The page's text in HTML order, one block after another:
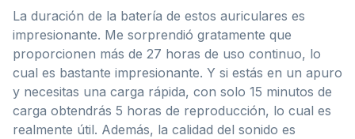
La duración de la batería de estos auriculares es
impresionante. Me sorprendió gratamente que
proporcionen más de 27 horas de uso continuo, lo
cual es bastante impresionante. Y si estás en un apuro
y necesitas una carga rápida, con solo 15 minutos de
carga obtendrás 5 horas de reproducción, lo cual es
realmente útil. Además, la calidad del sonido es